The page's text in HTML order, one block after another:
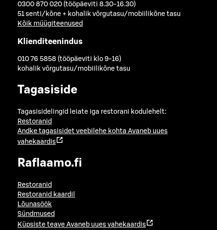
0300 870 020 (tööpäeviti 8.30-16.30)
51 senti/kõne + kohalik võrgutasu/mobiilikõne tasu
Kõik müügiteenused
Klienditeenindus
010 76 5858 (tööpäeviti klo 9-16)
kohalik võrgutasu/mobiilikõne tasu
Tagasiside
Tagasisidelingid leiate iga restorani kodulehelt:
Restoranid
Andke tagasisidet veebilehe kohta Avaneb uues
vahekaardis
Raflaamo.fi
Restoranid
Restoranid kaardil
Lõunasöök
Sündmused
Küpsiste teave Avaneb uues vahekaardis